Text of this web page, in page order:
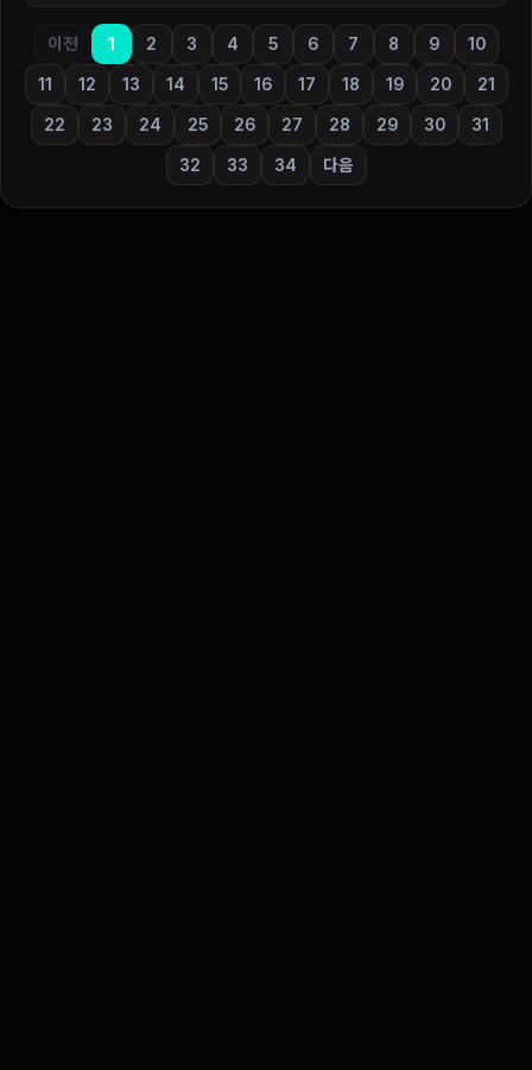
이전 1 2 3 4 5 6 7 8 9 10
11 12 13 14 15 16 17 18 19 20 21
22 23 24 25 26 27 28 29 30 31
32 33 34 다음